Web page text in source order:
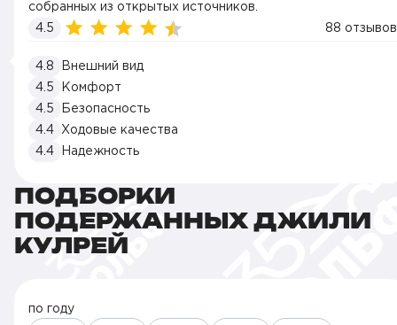
собранных из открытых источников.
4.5
88 отзывов
4.8
Внешний вид
4.5
Комфорт
4.5
Безопасность
4.4
Ходовые качества
4.4
Надежность
ПОДБОРКИ
ПОДЕРЖАННЫХ ДЖИЛИ
КУЛРЕЙ
по году